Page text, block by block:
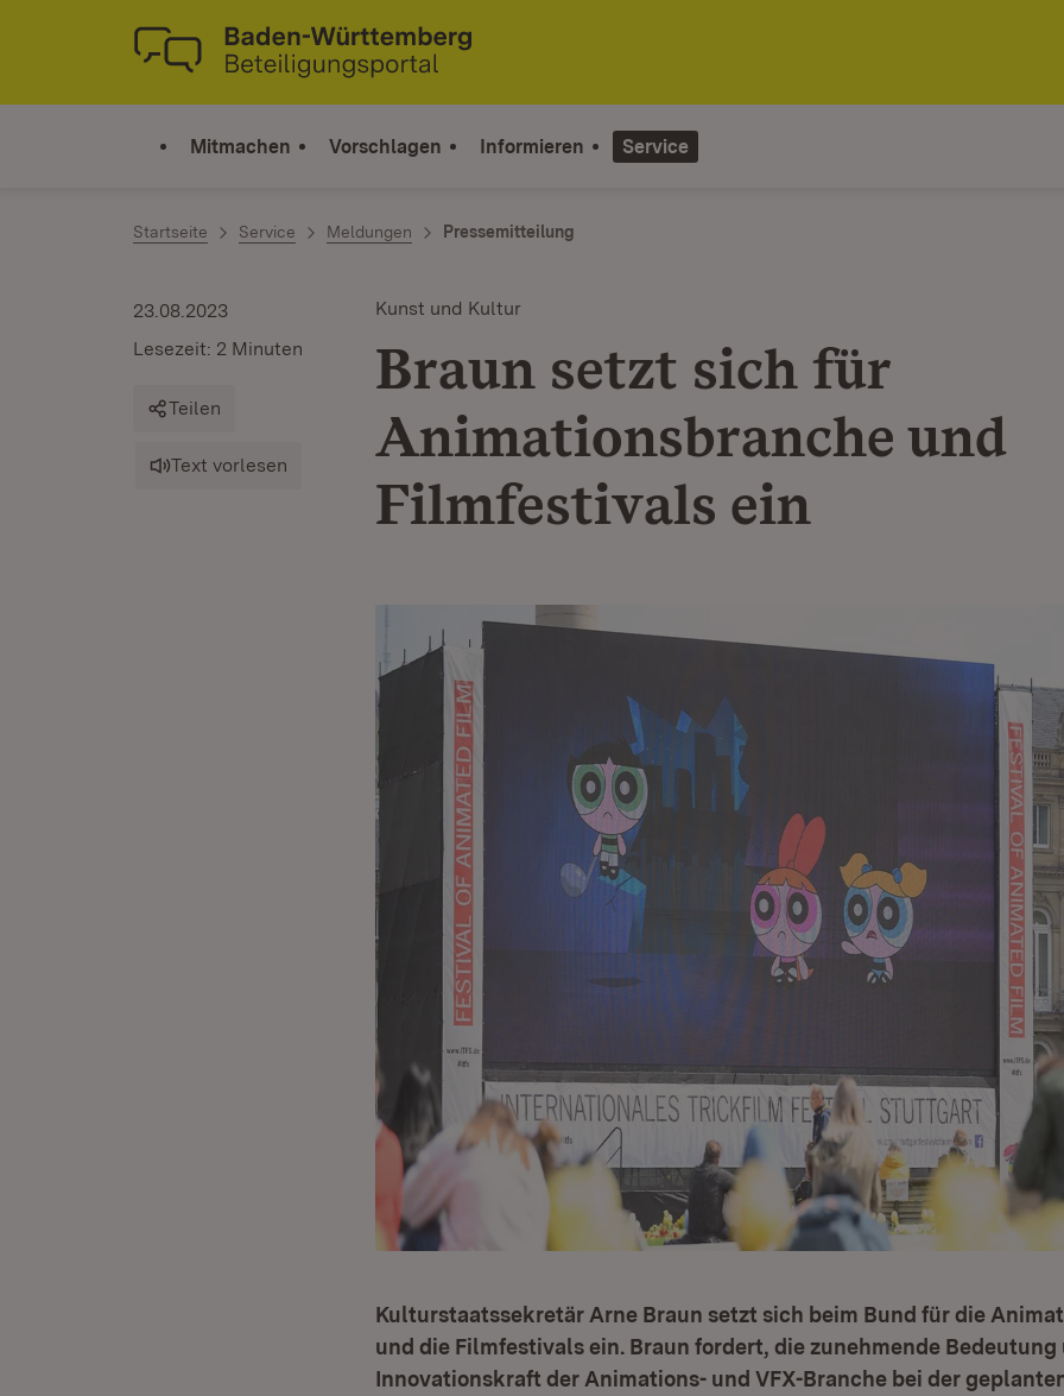
Zum Inhalt springen
Link zur Startseite
Mitmachen Vorschlagen Informieren Service
Startseite Service Meldungen Pressemitteilung
Kunst und Kultur
Braun setzt sich für
Animationsbranche und
Filmfestivals ein
23.08.2023
Lesezeit: 2 Minuten
Teilen
Text vorlesen
Kulturstaatssekretär Arne Braun setzt sich beim Bund für die
und die Filmfestivals ein. Braun fordert, die zunehmende Bedeutung
Innovationskraft der Animations- und VFX-Branche bei der